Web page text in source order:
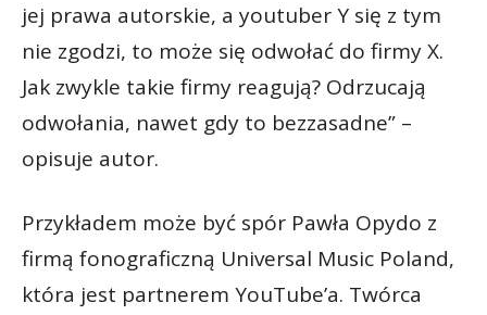
jej prawa autorskie, a youtuber Y się z tym
nie zgodzi, to może się odwołać do firmy X.
Jak zwykle takie firmy reagują? Odrzucają
odwołania, nawet gdy to bezzasadne” –
opisuje autor.
Przykładem może być spór Pawła Opydo z
firmą fonograficzną Universal Music Poland,
która jest partnerem YouTube’a. Twórca